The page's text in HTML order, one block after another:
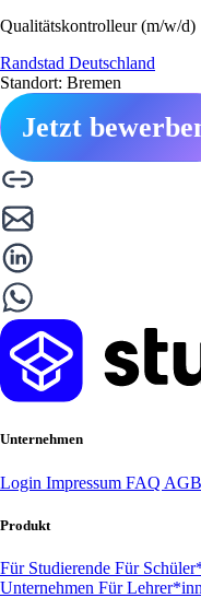
Qualitätskontrolleur (m/w/d)
Randstad Deutschland
Standort: Bremen
Jetzt
Unternehmen
Login Impressum FAQ AGB
Produkt
Für Studierende Für
Unternehmen Für